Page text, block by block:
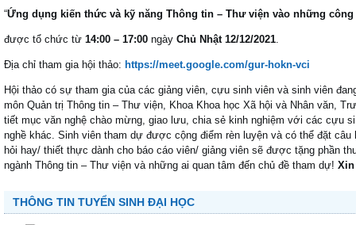
“Ứng dụng kiến thức và kỹ năng Thông tin – Thư viện vào những
được tổ chức từ 14:00 – 17:00 ngày Chủ Nhật 12/12/2021.
Địa chỉ tham gia hội thảo: https://meet.google.com/gur-hokn-vci
Hội thảo có sự tham gia của các giảng viên, cựu sinh viên và sinh viên
môn Quản trị Thông tin – Thư viện, Khoa Khoa học Xã hội và Nhân văn,
tiết mục văn nghệ chào mừng, giao lưu, chia sẻ kinh nghiệm với các cựu
nghề khác. Sinh viên tham dự được cộng điểm rèn luyện và có thể đặt
hỏi hay/ thiết thực dành cho báo cáo viên/ giảng viên sẽ được tặng phần
ngành Thông tin – Thư viện và những ai quan tâm đến chủ đề tham dự!
THÔNG TIN TUYỂN SINH ĐẠI HỌC